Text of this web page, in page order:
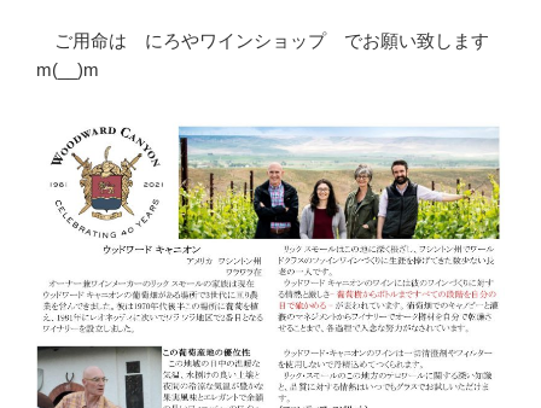
ご用命は にろやワインショップ でお願い致します
m(__)m